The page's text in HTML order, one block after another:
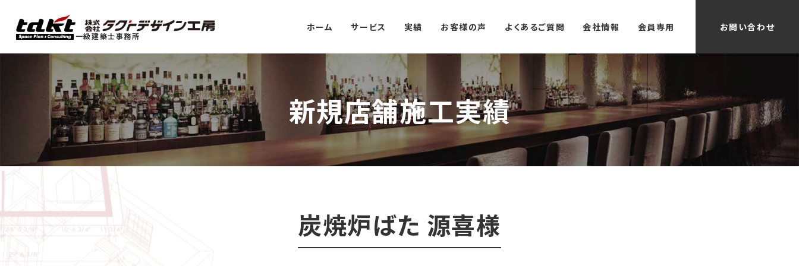
一級建築士事務所
ホーム サービス 実績 お客様の声 よくあるご質問 会社情報 会員専用 お問い合わせ
新規店舗施工実績
炭焼炉ばた 源喜様